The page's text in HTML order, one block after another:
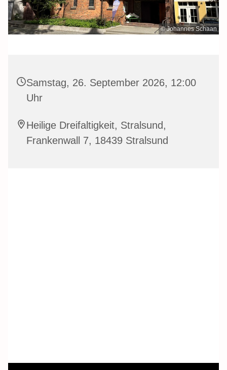
© Johannes Schaan
Samstag, 26. September 2026, 12:00
Uhr
Heilige Dreifaltigkeit, Stralsund,
Frankenwall 7, 18439 Stralsund